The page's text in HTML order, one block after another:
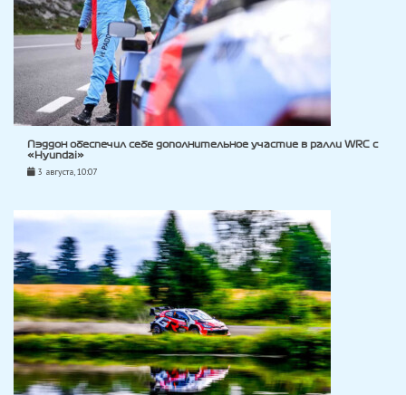
Пэддон обеспечил себе дополнительное участие в ралли WRC с
«Hyundai»
3 августа, 10:07